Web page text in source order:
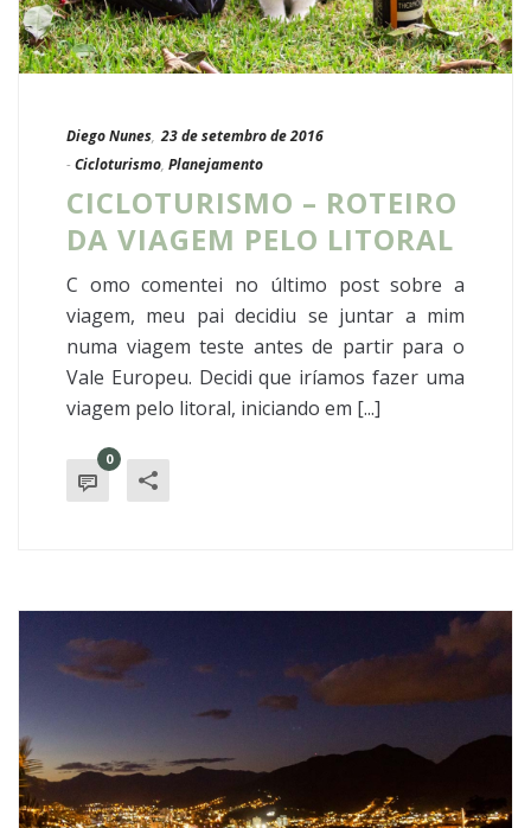
Diego Nunes, 23 de setembro de 2016
- Cicloturismo, Planejamento
CICLOTURISMO – ROTEIRO
DA VIAGEM PELO LITORAL
C omo comentei no último post sobre a
viagem, meu pai decidiu se juntar a mim
numa viagem teste antes de partir para o
Vale Europeu. Decidi que iríamos fazer uma
viagem pelo litoral, iniciando em [...]
0